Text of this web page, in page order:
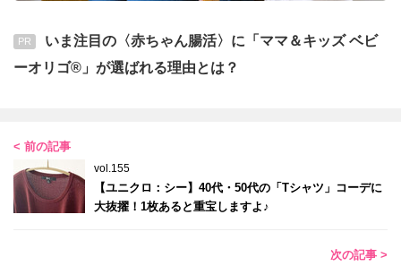
PR
いま注目の〈赤ちゃん腸活〉に「ママ＆キッズ ベビ
ーオリゴ®」が選ばれる理由とは？
< 前の記事
vol.155
【ユニクロ：シー】40代・50代の「Tシャツ」コーデに
大抜擢！1枚あると重宝しますよ♪
次の記事 >